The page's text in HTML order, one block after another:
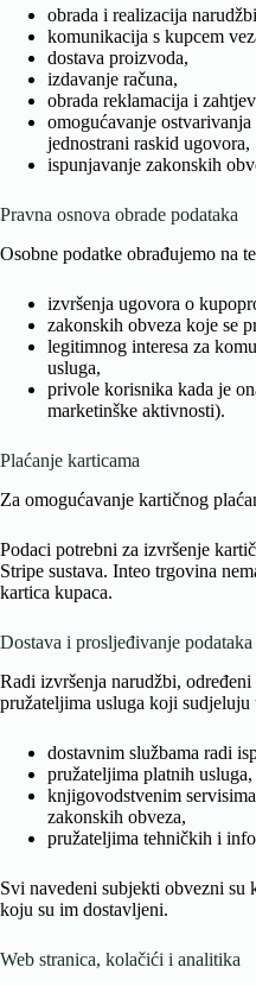
obrada i realizacija
komunikacija s kupcem
dostava proizvoda,
izdavanje računa,
obrada reklamacija i
omogućavanje
jednostrani raskid ugovora,
ispunjavanje zakonskih
Pravna osnova obrade podataka
Osobne podatke obrađujemo na
izvršenja ugovora o
zakonskih obveza koje se
legitimnog interesa za
usluga,
privole korisnika kada je
marketinške aktivnosti).
Plaćanje karticama
Za omogućavanje kartičnog
Podaci potrebni za izvršenje
Stripe sustava. Inteo trgovina
kartica kupaca.
Dostava i prosljeđivanje podataka
Radi izvršenja narudžbi,
pružateljima usluga koji
dostavnim službama radi
pružateljima platnih usluga,
knjigovodstvenim
zakonskih obveza,
pružateljima tehničkih i
Svi navedeni subjekti obvezni
koju su im dostavljeni.
Web stranica, kolačići i analitika